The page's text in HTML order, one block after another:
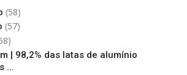
(58)
(57)
| 98,2% das latas de alumínio
...